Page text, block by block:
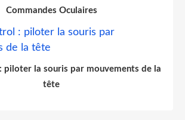
Commandes Oculaires
piloter la souris par mouvements de la
tête